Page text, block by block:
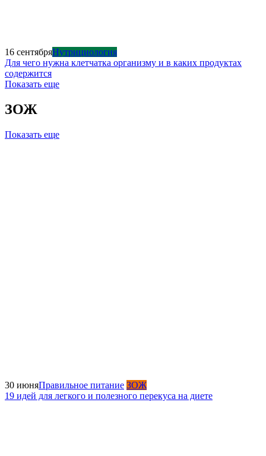
16 сентябряНутрициология
Для чего нужна клетчатка организму и в каких продуктах
содержится
Показать еще
ЗОЖ
Показать еще
30 июняПравильное питание ЗОЖ
19 идей для легкого и полезного перекуса на диете